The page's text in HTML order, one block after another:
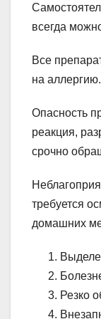
всегда
Все
на аллергию.
Опасность
реакция,
срочно
требуется
домашних
Резко